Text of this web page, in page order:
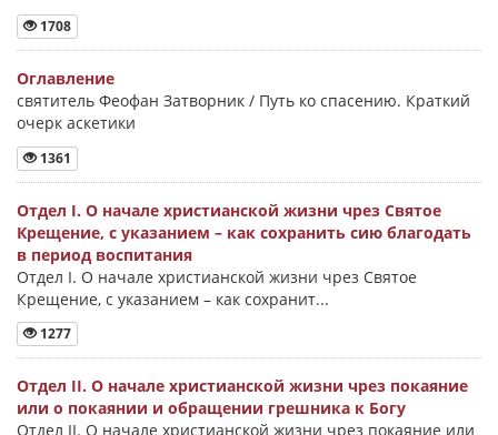
1708
Оглавление
святитель Феофан Затворник / Путь ко спасению. Краткий
очерк аскетики
1361
Отдел I. О начале христианской жизни чрез Святое
Крещение, с указанием – как сохранить сию благодать
в период воспитания
Отдел I. О начале христианской жизни чрез Святое
Крещение, с указанием – как сохранит...
1277
Отдел II. О начале христианской жизни чрез покаяние
или о покаянии и обращении грешника к Богу
Отдел II. О начале христианской жизни чрез покаяние или